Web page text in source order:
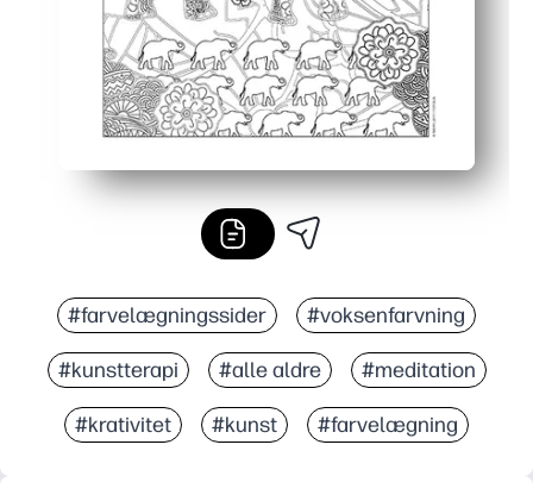
#farvelægningssider #voksenfarvning
#kunstterapi #alle aldre #meditation
#krativitet #kunst #farvelægning